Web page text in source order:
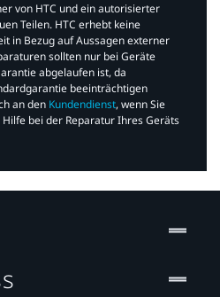
von HTC und ein autorisierter
Teilen. HTC erhebt keine
in Bezug auf Aussagen externer
sollten nur bei Geräte
abgelaufen ist, da
beeinträchtigen
an den Kundendienst, wenn Sie
bei der Reparatur Ihres Geräts